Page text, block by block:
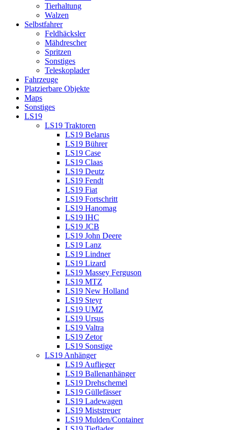
Tierhaltung
Walzen
Selbstfahrer
Feldhäcksler
Mähdrescher
Spritzen
Sonstiges
Teleskoplader
Fahrzeuge
Platzierbare Objekte
Maps
Sonstiges
LS19
LS19 Traktoren
LS19 Belarus
LS19 Bührer
LS19 Case
LS19 Claas
LS19 Deutz
LS19 Fendt
LS19 Fiat
LS19 Fortschritt
LS19 Hanomag
LS19 IHC
LS19 JCB
LS19 John Deere
LS19 Lanz
LS19 Lindner
LS19 Lizard
LS19 Massey Ferguson
LS19 MTZ
LS19 New Holland
LS19 Steyr
LS19 UMZ
LS19 Ursus
LS19 Valtra
LS19 Zetor
LS19 Sonstige
LS19 Anhänger
LS19 Auflieger
LS19 Ballenanhänger
LS19 Drehschemel
LS19 Güllefässer
LS19 Ladewagen
LS19 Miststreuer
LS19 Mulden/Container